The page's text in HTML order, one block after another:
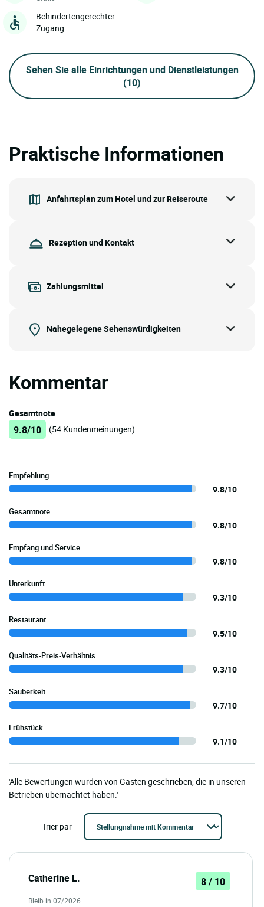
Behindertengerechter
Zugang
Sehen Sie alle Einrichtungen und Dienstleistungen
(10)
Praktische Informationen
Anfahrtsplan zum Hotel und zur Reiseroute
Rezeption und Kontakt
Zahlungsmittel
Nahegelegene Sehenswürdigkeiten
Kommentar
Gesamtnote
9.8/10 (54 Kundenmeinungen)
Empfehlung
9.8/10
Gesamtnote
9.8/10
Empfang und Service
9.8/10
Unterkunft
9.3/10
Restaurant
9.5/10
Qualitäts-Preis-Verhältnis
9.3/10
Sauberkeit
9.7/10
Frühstück
9.1/10
'Alle Bewertungen wurden von Gästen geschrieben, die in unseren
Betrieben übernachtet haben.'
Trier par
Catherine L. 8 / 10
Bleib in 07/2026